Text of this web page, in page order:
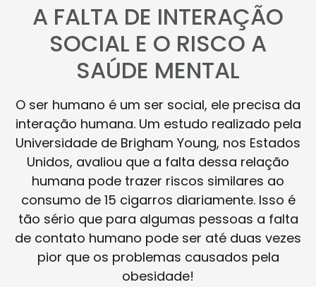
A FALTA DE INTERAÇÃO
SOCIAL E O RISCO A
SAÚDE MENTAL
O ser humano é um ser social, ele precisa da
interação humana. Um estudo realizado pela
Universidade de Brigham Young, nos Estados
Unidos, avaliou que a falta dessa relação
humana pode trazer riscos similares ao
consumo de 15 cigarros diariamente. Isso é
tão sério que para algumas pessoas a falta
de contato humano pode ser até duas vezes
pior que os problemas causados pela
obesidade!